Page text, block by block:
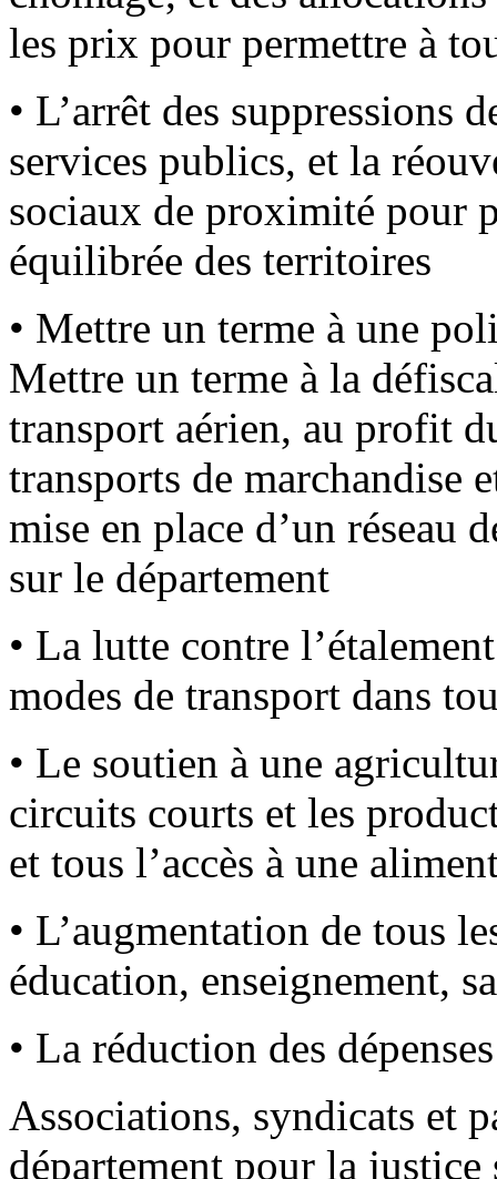
les prix pour permettre à
• L’arrêt des suppressions
services publics, et la
sociaux de proximité pour
équilibrée des territoires
• Mettre un terme à une
Mettre un terme à la
transport aérien, au profit
transports de marchandise
mise en place d’un réseau
sur le département
• La lutte contre
modes de transport dans
• Le soutien à une
circuits courts et les
et tous l’accès à une
• L’augmentation de tous
éducation, enseignement,
• La réduction des
Associations, syndicats et
département pour la